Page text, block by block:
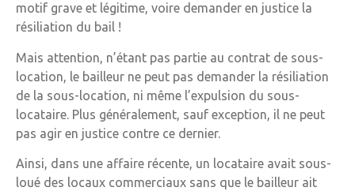
motif grave et légitime, voire demander en justice la
résiliation du bail !
Mais attention, n’étant pas partie au contrat de sous-
location, le bailleur ne peut pas demander la résiliation
de la sous-location, ni même l’expulsion du sous-
locataire. Plus généralement, sauf exception, il ne peut
pas agir en justice contre ce dernier.
Ainsi, dans une affaire récente, un locataire avait sous-
loué des locaux commerciaux sans que le bailleur ait